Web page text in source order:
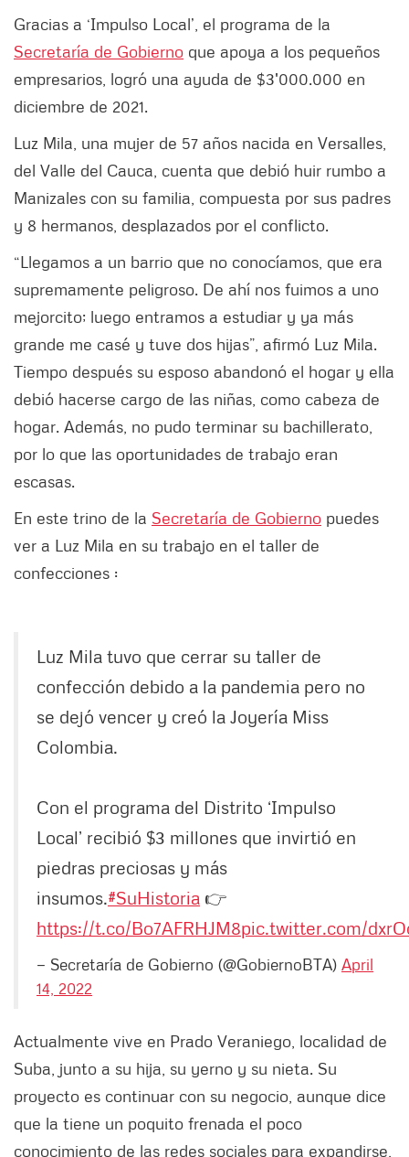
Gracias a ‘Impulso Local’, el programa de la
Secretaría de Gobierno que apoya a los pequeños
empresarios, logró una ayuda de $3'000.000 en
diciembre de 2021.
Luz Mila, una mujer de 57 años nacida en Versalles,
del Valle del Cauca, cuenta que debió huir rumbo a
Manizales con su familia, compuesta por sus padres
y 8 hermanos, desplazados por el conflicto.
“Llegamos a un barrio que no conocíamos, que era
supremamente peligroso. De ahí nos fuimos a uno
mejorcito; luego entramos a estudiar y ya más
grande me casé y tuve dos hijas”, afirmó Luz Mila.
Tiempo después su esposo abandonó el hogar y ella
debió hacerse cargo de las niñas, como cabeza de
hogar. Además, no pudo terminar su bachillerato,
por lo que las oportunidades de trabajo eran
escasas.
En este trino de la Secretaría de Gobierno puedes
ver a Luz Mila en su trabajo en el taller de
confecciones :
Luz Mila tuvo que cerrar su taller de
confección debido a la pandemia pero no
se dejó vencer y creó la Joyería Miss
Colombia.
Con el programa del Distrito ‘Impulso
Local’ recibió $3 millones que invirtió en
piedras preciosas y más
insumos.#SuHistoria 👉
https://t.co/Bo7AFRHJM8pic.twitter.com/
— Secretaría de Gobierno (@GobiernoBTA) April
14, 2022
Actualmente vive en Prado Veraniego, localidad de
Suba, junto a su hija, su yerno y su nieta. Su
proyecto es continuar con su negocio, aunque dice
que la tiene un poquito frenada el poco
conocimiento de las redes sociales para expandirse,